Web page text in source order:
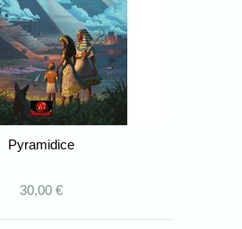
Pyramidice
30,00 €